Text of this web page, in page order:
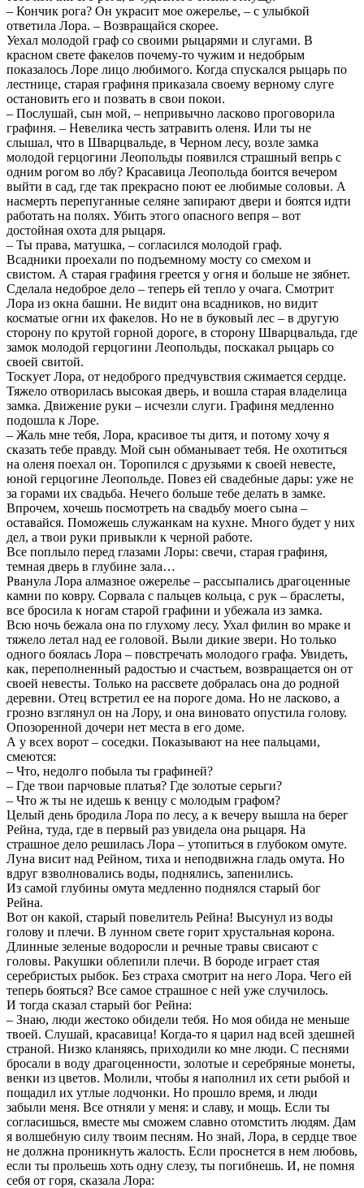
– Кончик рога? Он украсит мое ожерелье, – с улыбкой
ответила Лора. – Возвращайся скорее.
Уехал молодой граф со своими рыцарями и слугами. В
красном свете факелов почему-то чужим и недобрым
показалось Лоре лицо любимого. Когда спускался рыцарь по
лестнице, старая графиня приказала своему верному слуге
остановить его и позвать в свои покои.
– Послушай, сын мой, – непривычно ласково проговорила
графиня. – Невелика честь затравить оленя. Или ты не
слышал, что в Шварцвальде, в Черном лесу, возле замка
молодой герцогини Леопольды появился страшный вепрь с
одним рогом во лбу? Красавица Леопольда боится вечером
выйти в сад, где так прекрасно поют ее любимые соловьи. А
насмерть перепуганные селяне запирают двери и боятся идти
работать на полях. Убить этого опасного вепря – вот
достойная охота для рыцаря.
– Ты права, матушка, – согласился молодой граф.
Всадники проехали по подъемному мосту со смехом и
свистом. А старая графиня греется у огня и больше не зябнет.
Сделала недоброе дело – теперь ей тепло у очага. Смотрит
Лора из окна башни. Не видит она всадников, но видит
косматые огни их факелов. Но не в буковый лес – в другую
сторону по крутой горной дороге, в сторону Шварцвальда, где
замок молодой герцогини Леопольды, поскакал рыцарь со
своей свитой.
Тоскует Лора, от недоброго предчувствия сжимается сердце.
Тяжело отворилась высокая дверь, и вошла старая владелица
замка. Движение руки – исчезли слуги. Графиня медленно
подошла к Лоре.
– Жаль мне тебя, Лора, красивое ты дитя, и потому хочу я
сказать тебе правду. Мой сын обманывает тебя. Не охотиться
на оленя поехал он. Торопился с друзьями к своей невесте,
юной герцогине Леопольде. Повез ей свадебные дары: уже не
за горами их свадьба. Нечего больше тебе делать в замке.
Впрочем, хочешь посмотреть на свадьбу моего сына –
оставайся. Поможешь служанкам на кухне. Много будет у них
дел, а твои руки привыкли к черной работе.
Все поплыло перед глазами Лоры: свечи, старая графиня,
темная дверь в глубине зала…
Рванула Лора алмазное ожерелье – рассыпались драгоценные
камни по ковру. Сорвала с пальцев кольца, с рук – браслеты,
все бросила к ногам старой графини и убежала из замка.
Всю ночь бежала она по глухому лесу. Ухал филин во мраке и
тяжело летал над ее головой. Выли дикие звери. Но только
одного боялась Лора – повстречать молодого графа. Увидеть,
как, переполненный радостью и счастьем, возвращается он от
своей невесты. Только на рассвете добралась она до родной
деревни. Отец встретил ее на пороге дома. Но не ласково, а
грозно взглянул он на Лору, и она виновато опустила голову.
Опозоренной дочери нет места в его доме.
А у всех ворот – соседки. Показывают на нее пальцами,
смеются:
– Что, недолго побыла ты графиней?
– Где твои парчовые платья? Где золотые серьги?
– Что ж ты не идешь к венцу с молодым графом?
Целый день бродила Лора по лесу, а к вечеру вышла на берег
Рейна, туда, где в первый раз увидела она рыцаря. На
страшное дело решилась Лора – утопиться в глубоком омуте.
Луна висит над Рейном, тиха и неподвижна гладь омута. Но
вдруг взволновались воды, поднялись, запенились.
Из самой глубины омута медленно поднялся старый бог
Рейна.
Вот он какой, старый повелитель Рейна! Высунул из воды
голову и плечи. В лунном свете горит хрустальная корона.
Длинные зеленые водоросли и речные травы свисают с
головы. Ракушки облепили плечи. В бороде играет стая
серебристых рыбок. Без страха смотрит на него Лора. Чего ей
теперь бояться? Все самое страшное с ней уже случилось.
И тогда сказал старый бог Рейна:
– Знаю, люди жестоко обидели тебя. Но моя обида не меньше
твоей. Слушай, красавица! Когда-то я царил над всей здешней
страной. Низко кланяясь, приходили ко мне люди. С песнями
бросали в воду драгоценности, золотые и серебряные монеты,
венки из цветов. Молили, чтобы я наполнил их сети рыбой и
пощадил их утлые лодчонки. Но прошло время, и люди
забыли меня. Все отняли у меня: и славу, и мощь. Если ты
согласишься, вместе мы сможем славно отомстить людям. Дам
я волшебную силу твоим песням. Но знай, Лора, в сердце твое
не должна проникнуть жалость. Если проснется в нем любовь,
если ты прольешь хоть одну слезу, ты погибнешь. И, не помня
себя от горя, сказала Лора: